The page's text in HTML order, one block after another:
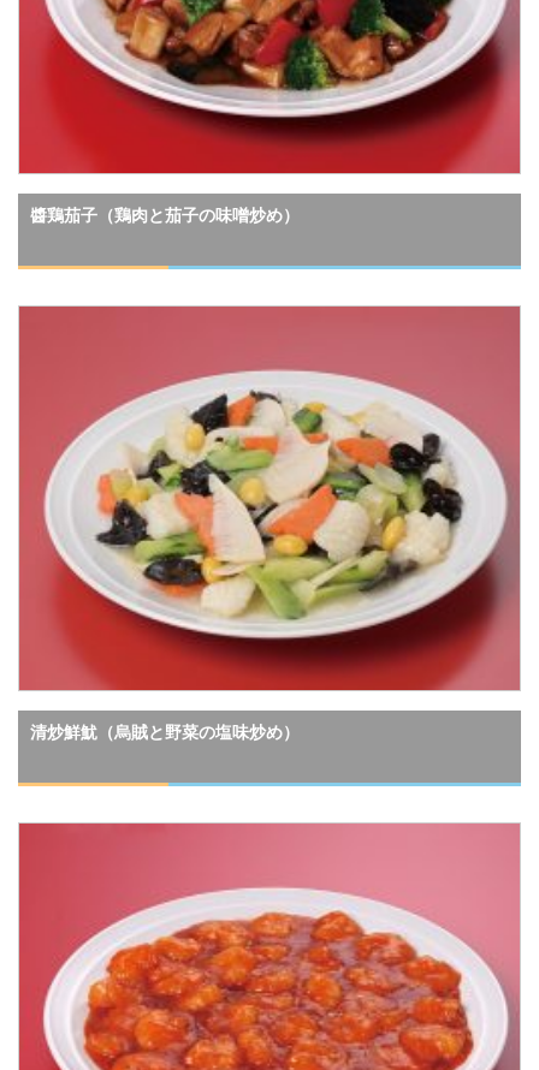
醬鶏茄子（鶏肉と茄子の味噌炒め）
清炒鮮魷（烏賊と野菜の塩味炒め）